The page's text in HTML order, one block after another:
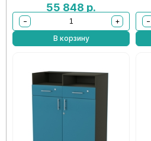
55 848 р.
−
+
В корзину
−